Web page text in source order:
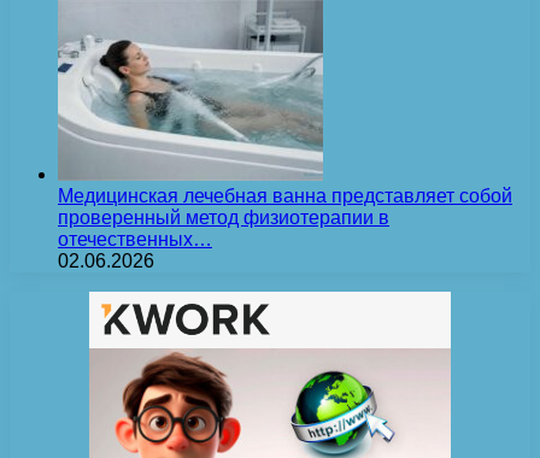
Медицинская лечебная ванна представляет собой
проверенный метод физиотерапии в
отечественных…
02.06.2026